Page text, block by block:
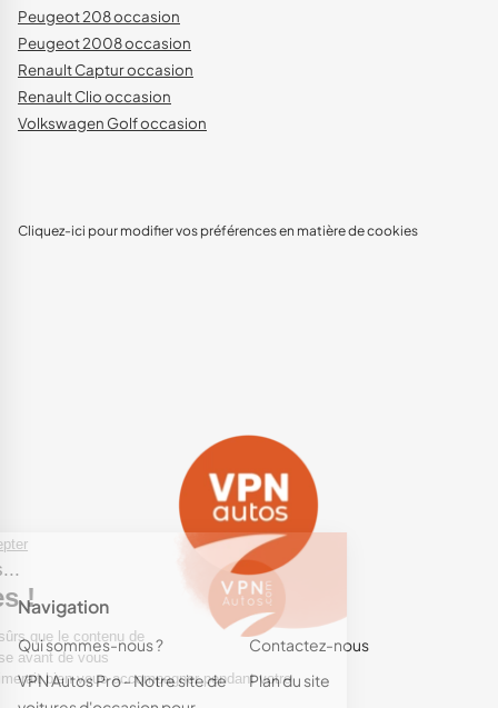
Peugeot 208 occasion
Peugeot 2008 occasion
Renault Captur occasion
Renault Clio occasion
Volkswagen Golf occasion
Cliquez-ici pour modifier vos préférences en matière de cookies
Navigation
Qui sommes-nous ?
Contactez-nous
VPN Autos Pro - Notre site de
Plan du site